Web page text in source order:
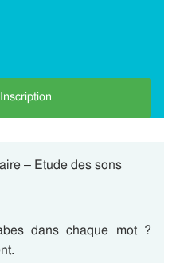
– Etude des sons
dans chaque mot ?